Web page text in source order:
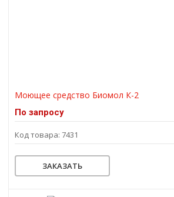
Моющее средство Биомол К-2
По запросу
Код товара: 7431
ЗАКАЗАТЬ